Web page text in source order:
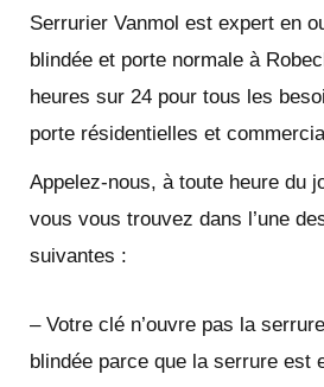
Serrurier Vanmol est expert en
blindée et porte normale à
heures sur 24 pour tous les
porte résidentielles et
Appelez-nous, à toute heure du
vous vous trouvez dans l’une
suivantes :
– Votre clé n’ouvre pas la
blindée parce que la serrure est